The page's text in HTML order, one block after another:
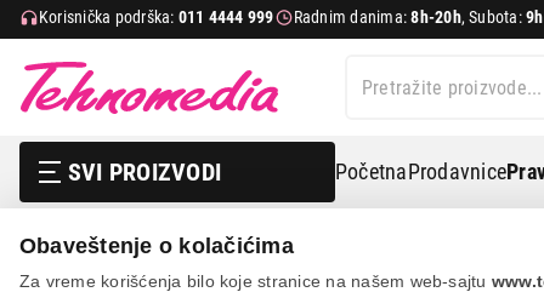
Obaveštenje o kolačićima
Za vreme korišćenja bilo koje stranice na našem web-sajtu
Korisnička podrška: 011 4444 999 Radnim danima:8h-20h, Subota:
SVI PROIZVODI PočetnaProdavnice
Bela tehnika Oprema za belu tehniku